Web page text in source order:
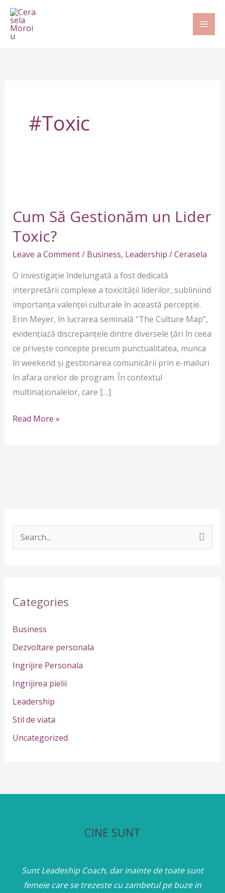
Skip
content
#toxic
Cum Să Gestionăm un Lider
Toxic?
Leave a Comment/ Business, Leadership /Cerasela
O investigație îndelungată a fost dedicată
interpretării complexe a toxicității liderilor, subliniind
importanța valenței culturale în această percepție.
Erin Meyer, în lucrarea seminală “The Culture Map”,
evidențiază discrepanțele dintre diversele țări în ceea
ce privește concepte precum punctualitatea, munca
în weekend și gestionarea comunicării prin e-mailuri
în afara orelor de program. În contextul
multinaționalelor, care […]
Gestionăm
un
Lider
Toxic?
Read More »
c
f
o
r
:
Categories
Business
Dezvoltare personala
Ingrijire Personala
Ingrijirea pielii
Leadership
Stil de viata
Uncategorized
CINE SUNT
Sunt Leadeship Coach, dar inainte de toate sunt
femeie care se trezeste cu zambetul pe buze in